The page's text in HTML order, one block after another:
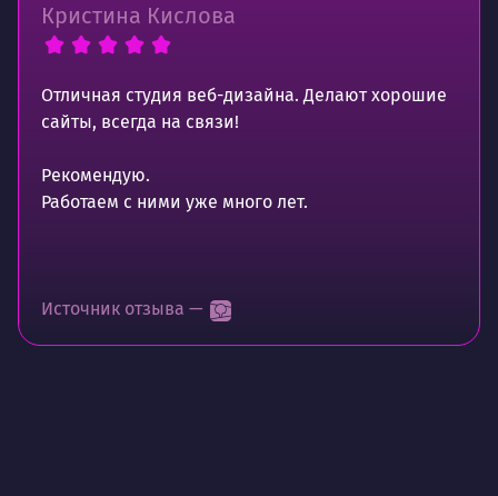
Кристина Кислова
Отличная студия веб-дизайна. Делают хорошие
сайты, всегда на связи!
Рекомендую.
Работаем с ними уже много лет.
Источник отзыва —